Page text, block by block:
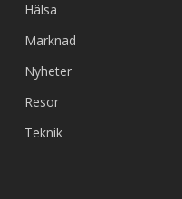
Hälsa
Marknad
Nyheter
Resor
Teknik